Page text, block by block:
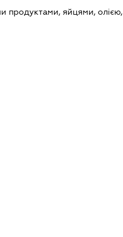
продуктами, яйцями, олією,